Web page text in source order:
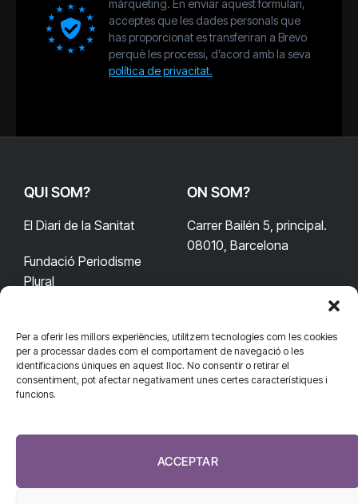
Per a oferir les millors experiències, utilitzem tecnologies com les cookies
per a processar dades com el comportament de navegació o les
identificacions úniques en aquest lloc. No consentir o retirar el
consentiment, pot afectar negativament unes certes característiques i
funcions.
ACCEPTAR
màrqueting. En enviar aquest formulari,
acceptes que les dades personals que
has proporcionat es transferiran a Brevo
perquè les processi, d’acord amb la seva
política de privacitat.
QUI SOM?
El Diari de la Sanitat
Fundació Periodisme
Plural
ON SOM?
Carrer Bailén 5, principal.
08010, Barcelona
CONTACTA'NS
redaccio@diarisanitat.cat
932 311 247
CONNECTA